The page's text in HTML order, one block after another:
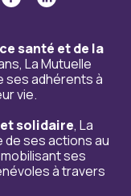
santé et de la
La Mutuelle
ses adhérents à
vie.
solidaire, La
de ses actions au
ses
à travers